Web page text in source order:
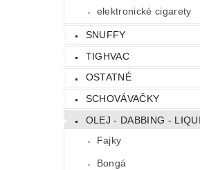
elektronické cigarety
SNUFFY
TIGHVAC
OSTATNÉ
SCHOVÁVAČKY
OLEJ - DABBING -
Fajky
Bongá